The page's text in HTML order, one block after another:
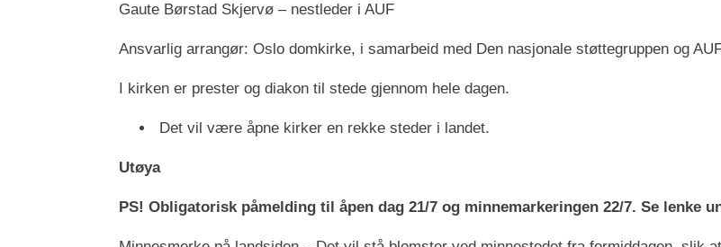
Gaute Børstad Skjervø – nestleder i AUF
Ansvarlig arrangør: Oslo domkirke, i samarbeid med Den nasjonale støttegruppen og
I kirken er prester og diakon til stede gjennom hele dagen.
Det vil være åpne kirker en rekke steder i landet.
Utøya
PS! Obligatorisk påmelding til åpen dag 21/7 og minnemarkeringen 22/7. Se lenke